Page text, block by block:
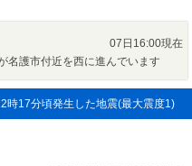
07日16:00現在
名護市付近を西に進んでいます
時17分頃発生した地震(最大震度1)